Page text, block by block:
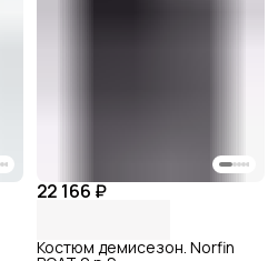
22 166 ₽
Костюм демисезон. Norfin